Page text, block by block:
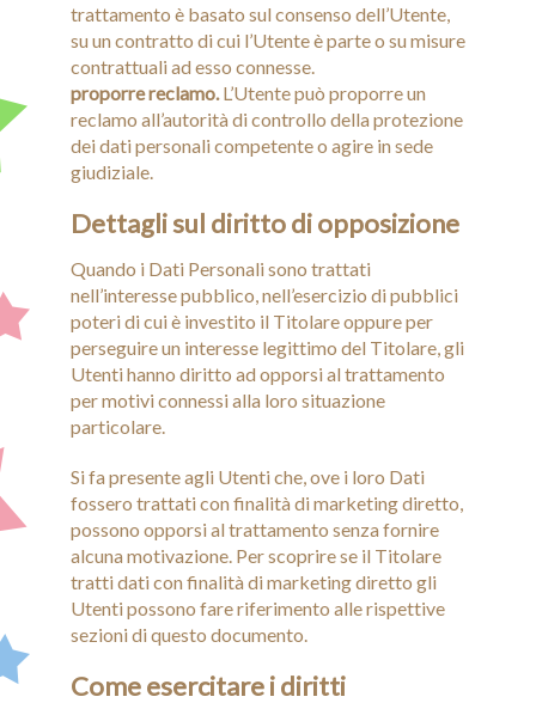
trattamento è basato sul consenso dell’Utente,
su un contratto di cui l’Utente è parte o su misure
contrattuali ad esso connesse.
proporre reclamo.L’Utente può proporre un
reclamo all’autorità di controllo della protezione
dei dati personali competente o agire in sede
giudiziale.
Dettagli sul diritto di opposizione
Quando i Dati Personali sono trattati
nell’interesse pubblico, nell’esercizio di pubblici
poteri di cui è investito il Titolare oppure per
perseguire un interesse legittimo del Titolare, gli
Utenti hanno diritto ad opporsi al trattamento
per motivi connessi alla loro situazione
particolare.
Si fa presente agli Utenti che, ove i loro Dati
fossero trattati con finalità di marketing diretto,
possono opporsi al trattamento senza fornire
alcuna motivazione. Per scoprire se il Titolare
tratti dati con finalità di marketing diretto gli
Utenti possono fare riferimento alle rispettive
sezioni di questo documento.
Come esercitare i diritti